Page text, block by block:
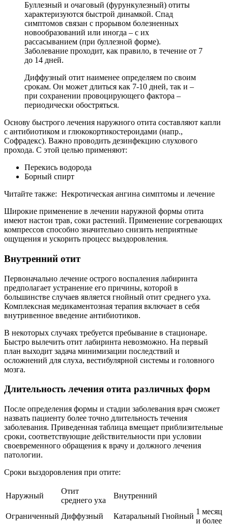
Буллезный и очаговый (фурункулезный) отиты
характеризуются быстрой динамкой. Спад
симптомов связан с прорывом болезненных
новообразований или иногда – с их
рассасыванием (при буллезной форме).
Заболевание проходит, как правило, в течение от 7
до 14 дней.
Диффузный отит наименее определяем по своим
срокам. Он может длиться как 7-10 дней, так и –
при сохранении провоцирующего фактора –
периодически обостряться.
Основу быстрого лечения наружного отита составляют капли
с антибиотиком и глюкокортикостероидами (напр.,
Софрадекс). Важно проводить дезинфекцию слухового
прохода. С этой целью применяют:
Перекись водорода
Борный спирт
Читайте также: Некротическая ангина симптомы и лечение
Широкие применение в лечении наружной формы отита
имеют настои трав, соки растений. Применение согревающих
компрессов способно значительно снизить неприятные
ощущения и ускорить процесс выздоровления.
Внутренний отит
Первоначально лечение острого воспаления лабиринта
предполагает устранение его причины, которой в
большинстве случаев является гнойный отит среднего уха.
Комплексная медикаментозная терапия включает в себя
внутривенное введение антибиотиков.
В некоторых случаях требуется пребывание в стационаре.
Быстро вылечить отит лабиринта невозможно. На первый
план выходит задача минимизации последствий и
осложнений для слуха, вестибулярной системы и головного
мозга.
Длительность лечения отита различных форм
После определения формы и стадии заболевания врач сможет
назвать пациенту более точно длительность течения
заболевания. Приведенная таблица вмещает приблизительные
сроки, соответствующие действительности при условии
своевременного обращения к врачу и должного лечения
патологии.
Сроки выздоровления при отите:
Наружный
Отит
среднего уха
Внутренний
Ограниченный Диффузный Катаральный Гнойный
1 месяц
и более